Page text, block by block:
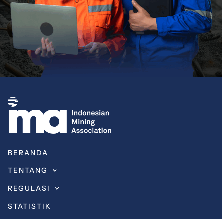
BERANDA
TENTANG
REGULASI
STATISTIK